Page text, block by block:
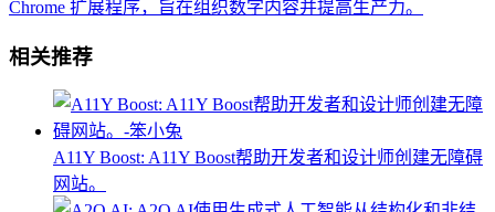
Chrome 扩展程序，旨在组织数字内容并提高生产力。
相关推荐
A11Y Boost: A11Y Boost帮助开发者和设计师创建无障碍
网站。